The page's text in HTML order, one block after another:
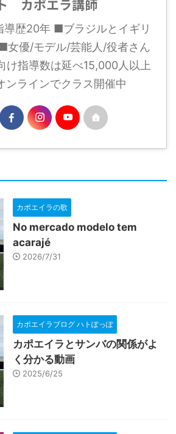
カポエラ講師
歴20年 ■ブラジルとイギリ
女優/モデル/芸能人/役者さん
け指導数は延べ15,000人以上
ンラインでクラス開催中
カポエイラの歌
No mercado modelo tem
acarajé
2026/7/31
カポエイラブログ ハトぽっぽ
カポエイラとサンバの関係がよ
く分かる動画
2025/6/25